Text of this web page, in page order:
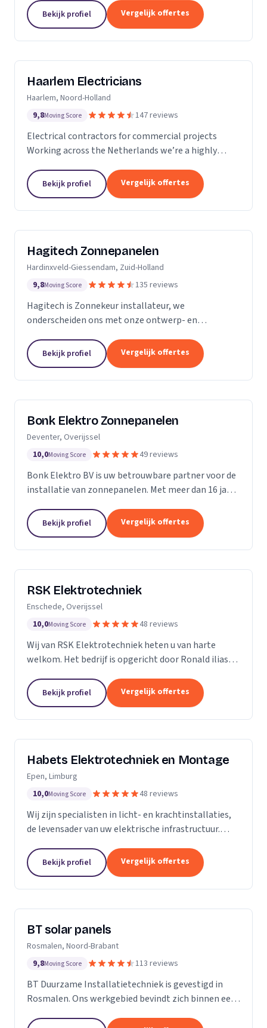
levertijden en we konden erg snel met hem...
Bekijk profiel Vergelijk offertes
Haarlem Electricians
Haarlem, Noord-Holland
9,8Moving Score 147 reviews
Electrical contractors for commercial projects
Working across the Netherlands we’re a highly
installation, repair and maintenance of electrical
works in...
Bekijk profiel Vergelijk offertes
Hagitech Zonnepanelen
Hardinxveld-Giessendam, Zuid-Holland
9,8Moving Score 135 reviews
Hagitech is Zonnekeur installateur, we
onderscheiden ons met onze ontwerp- en
degelijke en nette montage, en ruime ervaring met
BIPV (indak) systemen. Wij...
Bekijk profiel Vergelijk offertes
Bonk Elektro Zonnepanelen
Deventer, Overijssel
10,0Moving Score 49 reviews
Bonk Elektro BV is uw betrouwbare partner voor de
installatie van zonnepanelen. Met meer dan 16 jaar
vakmanschap, kennis van zaken en persoonlijk en...
Bekijk profiel Vergelijk offertes
RSK Elektrotechniek
Enschede, Overijssel
10,0Moving Score 48 reviews
Wij van RSK Elektrotechniek heten u van harte
welkom. Het bedrijf is opgericht door Ronald ilias
opgericht op 25 juli 2021. Als gecertificeerde
aannemers...
Bekijk profiel Vergelijk offertes
Habets Elektrotechniek en Montage
Epen, Limburg
10,0Moving Score 48 reviews
Wij zijn specialisten in licht- en krachtinstallaties,
de levensader van uw elektrische infrastructuur.
fabriek of woonhuis, waar we de basis leggen...
Bekijk profiel Vergelijk offertes
BT solar panels
Rosmalen, Noord-Brabant
9,8Moving Score 113 reviews
BT Duurzame Installatietechniek is gevestigd in
Rosmalen. Ons werkgebied bevindt zich binnen een